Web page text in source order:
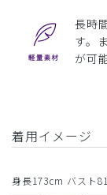
長時
す。
が可
着用イメージ
身長173cm バスト